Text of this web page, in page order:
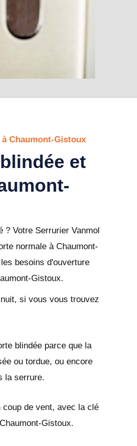
Chaumont-Gistoux
et
? Votre Serrurier Vanmol
normale à Chaumont-
besoins d'ouverture
Gistoux.
si vous vous trouvez
blindée parce que la
ou tordue, ou encore
la serrure.
coup de vent, avec la clé
Gistoux.